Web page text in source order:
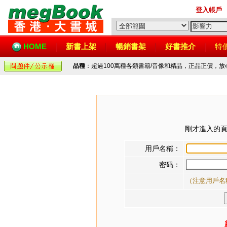
登入帳戶
HOME 新書上架 暢銷書架 好書推介 特
品種 ：超過100萬種各類書籍/音像和精品，正品正價，
剛才進入的
用戶名稱：
密码：
（注意用戶